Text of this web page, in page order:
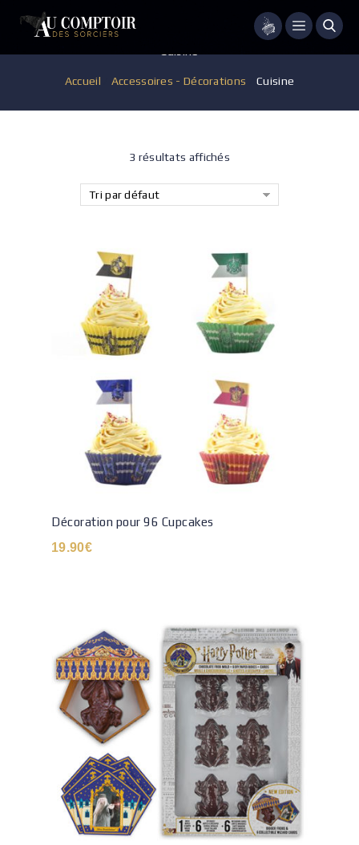
Menu
Accueil Accessoires - Décorations /Cuisine
3 résultats affichés
Tri par défaut
Décoration pour 96 Cupcakes
19.90€